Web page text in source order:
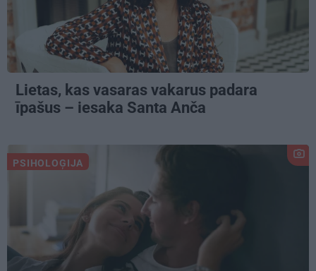
Lietas, kas vasaras vakarus padara
īpašus – iesaka Santa Anča
PSIHOLOĢIJA